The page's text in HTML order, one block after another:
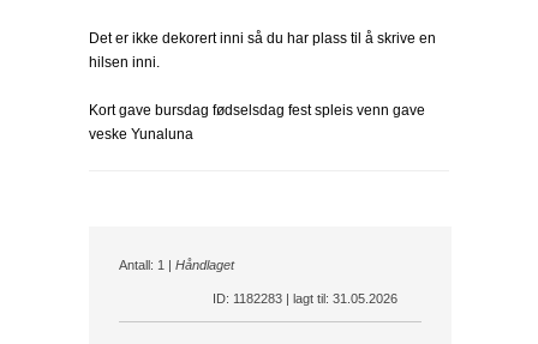
Det er ikke dekorert inni så du har plass til å skrive en
hilsen inni.
Kort gave bursdag fødselsdag fest spleis venn gave
veske Yunaluna
Antall: 1 | Håndlaget
ID: 1182283 | lagt til: 31.05.2026